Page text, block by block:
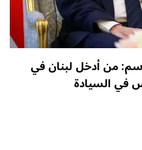
من أدخل لبنان في
في السيادة